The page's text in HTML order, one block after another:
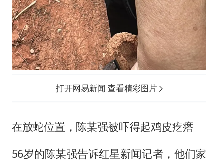
打开网易新闻 查看精彩图片
在放蛇位置，陈某强被吓得起鸡皮疙瘩
56岁的陈某强告诉红星新闻记者，他们家